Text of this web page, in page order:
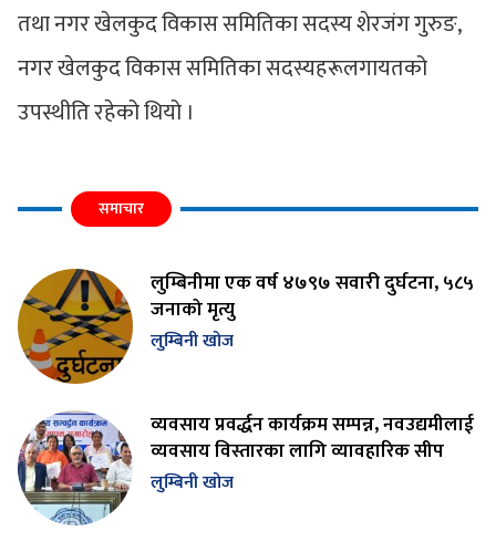
तथा नगर खेलकुद विकास समितिका सदस्य शेरजंग गुरुङ,
नगर खेलकुद विकास समितिका सदस्यहरूलगायतको
उपस्थीति रहेको थियो ।
समाचार
लुम्बिनीमा एक वर्ष ४७९७ सवारी दुर्घटना, ५८५
जनाको मृत्यु
लुम्बिनी खोज
व्यवसाय प्रवर्द्धन कार्यक्रम सम्पन्न, नवउद्यमीलाई
व्यवसाय विस्तारका लागि व्यावहारिक सीप
लुम्बिनी खोज